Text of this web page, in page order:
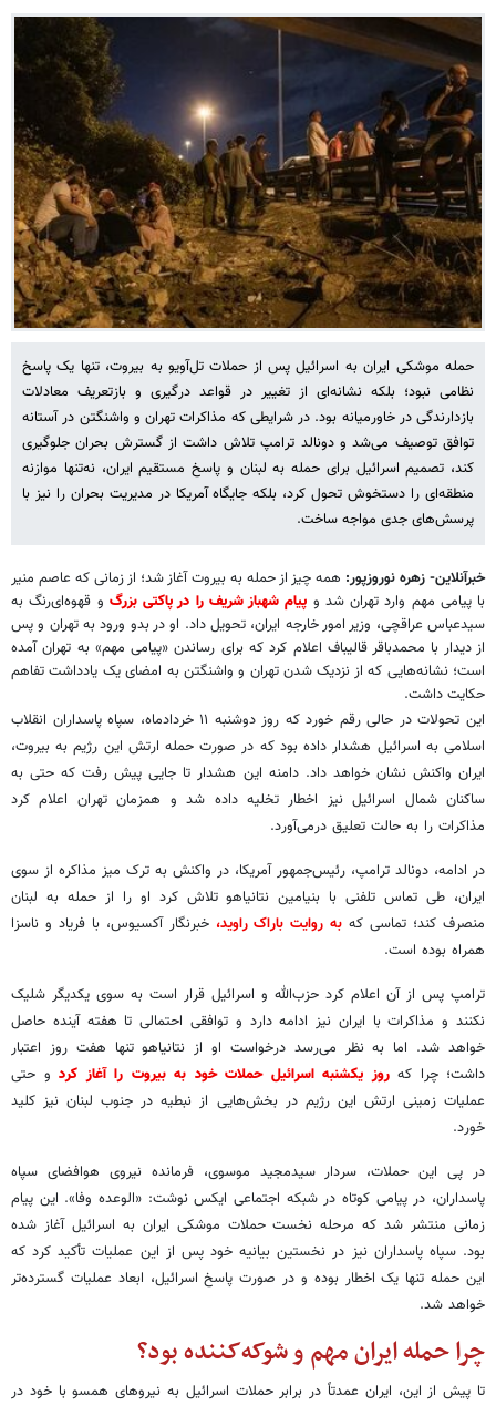
حمله موشکی ایران به اسرائیل پس از حملات تل‌آویو به بیروت، تنها یک پاسخ
نظامی نبود؛ بلکه نشانه‌ای از تغییر در قواعد درگیری و بازتعریف معادلات
بازدارندگی در خاورمیانه بود. در شرایطی که مذاکرات تهران و واشنگتن در آستانه
توافق توصیف می‌شد و دونالد ترامپ تلاش داشت از گسترش بحران جلوگیری
کند، تصمیم اسرائیل برای حمله به لبنان و پاسخ مستقیم ایران، نه‌تنها موازنه
منطقه‌ای را دستخوش تحول کرد، بلکه جایگاه آمریکا در مدیریت بحران را نیز با
پرسش‌های جدی مواجه ساخت.
خبرآنلاین- زهره نوروزپور: همه چیز از حمله به بیروت آغاز شد؛ از زمانی که عاصم منیر
با پیامی مهم وارد تهران شد و پیام شهباز شریف را در پاکتی بزرگ و قهوه‌ای‌رنگ به
سیدعباس عراقچی، وزیر امور خارجه ایران، تحویل داد. او در بدو ورود به تهران و پس
از دیدار با محمدباقر قالیباف اعلام کرد که برای رساندن «پیامی مهم» به تهران آمده
است؛ نشانه‌هایی که از نزدیک شدن تهران و واشنگتن به امضای یک یادداشت تفاهم
حکایت داشت.
این تحولات در حالی رقم خورد که روز دوشنبه ۱۱ خردادماه، سپاه پاسداران انقلاب
اسلامی به اسرائیل هشدار داده بود که در صورت حمله ارتش این رژیم به بیروت،
ایران واکنش نشان خواهد داد. دامنه این هشدار تا جایی پیش رفت که حتی به
ساکنان شمال اسرائیل نیز اخطار تخلیه داده شد و همزمان تهران اعلام کرد
مذاکرات را به حالت تعلیق درمی‌آورد.
در ادامه، دونالد ترامپ، رئیس‌جمهور آمریکا، در واکنش به ترک میز مذاکره از سوی
ایران، طی تماس تلفنی با بنیامین نتانیاهو تلاش کرد او را از حمله به لبنان
منصرف کند؛ تماسی که به روایت باراک راوید، خبرنگار آکسیوس، با فریاد و ناسزا
همراه بوده است.
ترامپ پس از آن اعلام کرد حزب‌الله و اسرائیل قرار است به سوی یکدیگر شلیک
نکنند و مذاکرات با ایران نیز ادامه دارد و توافقی احتمالی تا هفته آینده حاصل
خواهد شد. اما به نظر می‌رسد درخواست او از نتانیاهو تنها هفت روز اعتبار
داشت؛ چرا که روز یکشنبه اسرائیل حملات خود به بیروت را آغاز کرد و حتی
عملیات زمینی ارتش این رژیم در بخش‌هایی از نبطیه در جنوب لبنان نیز کلید
خورد.
در پی این حملات، سردار سیدمجید موسوی، فرمانده نیروی هوافضای سپاه
پاسداران، در پیامی کوتاه در شبکه اجتماعی ایکس نوشت: «الوعده وفا». این پیام
زمانی منتشر شد که مرحله نخست حملات موشکی ایران به اسرائیل آغاز شده
بود. سپاه پاسداران نیز در نخستین بیانیه خود پس از این عملیات تأکید کرد که
این حمله تنها یک اخطار بوده و در صورت پاسخ اسرائیل، ابعاد عملیات گسترده‌تر
خواهد شد.
چرا حمله ایران مهم و شوکه‌کننده بود؟
تا پیش از این، ایران عمدتاً در برابر حملات اسرائیل به نیروهای همسو با خود در